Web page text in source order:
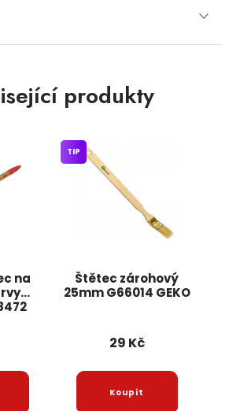
produkty
na
Štětec zárohový
25mm G66014 GEKO
TIP
29 Kč